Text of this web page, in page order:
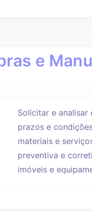
e
Solicitar e
prazos e
materiais e
preventiva e
imóveis e